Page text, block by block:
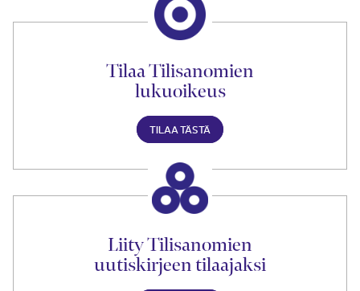
Tilaa Tilisanomien
lukuoikeus
TILAA TÄSTÄ
Liity Tilisanomien
uutiskirjeen tilaajaksi